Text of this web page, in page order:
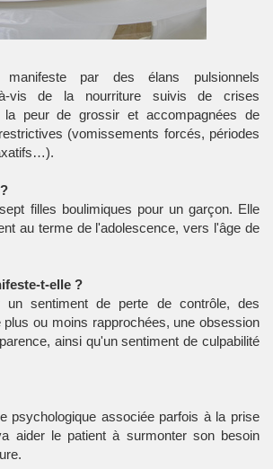
par des élans pulsionnels
à-vis de la nourriture suivis de crises
peur de grossir et accompagnées de
(vomissements forcés, périodes
filles boulimiques pour un garçon. Elle
au terme de l'adolescence, vers l'âge de
t-elle ?
sentiment de perte de contrôle, des
plus ou moins rapprochées, une obsession
ainsi qu'un sentiment de culpabilité
psychologique associée parfois à la prise
aider le patient à surmonter son besoin